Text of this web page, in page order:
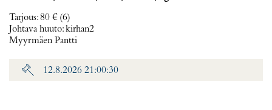
Tarjous:80 € (6)
Johtava huuto:kirhan2
Myyrmäen Pantti
12.8.2026 21:00:30